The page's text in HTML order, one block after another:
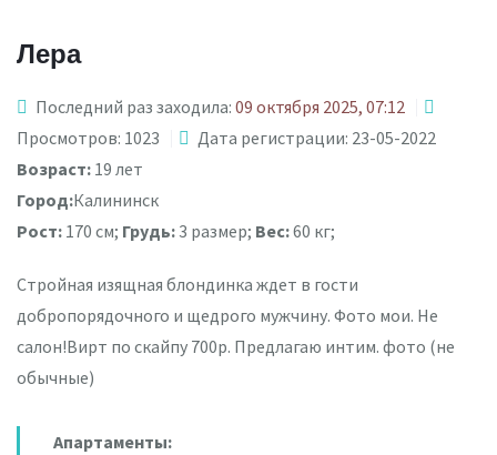
Лера
Последний раз заходила: 09 октября 2025, 07:12
Просмотров: 1023
Дата регистрации: 23-05-2022
Возраст: 19 лет
Город:Калининск
Рост: 170 см; Грудь:3 размер; Вес:60 кг;
Стройная изящная блондинка ждет в гости
добропорядочного и щедрого мужчину. Фото мои. Не
салон!Вирт по скайпу 700р. Предлагаю интим. фото (не
обычные)
Апартаменты: